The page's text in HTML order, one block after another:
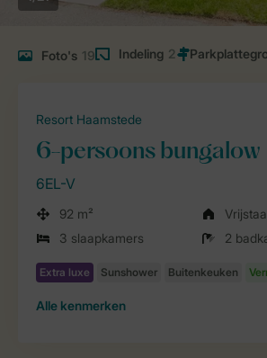
Foto's 19 Indeling 2
Resort Haamstede
6-persoons bungalow
6EL-V
92 m²
3 slaapkamers
2
Alle kenmerken